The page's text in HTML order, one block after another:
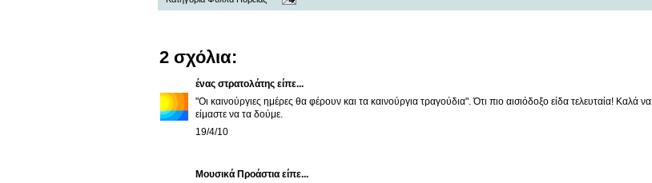
2 σχόλια:
ένας στρατολάτης είπε...
"Οι καινούργιες ημέρες θα φέρουν και τα καινούργια τραγούδια". Ότι πιο αισιόδοξο είδα τελευταία! Καλά να
είμαστε να τα δούμε.
19/4/10
Μουσικά Προάστια είπε...